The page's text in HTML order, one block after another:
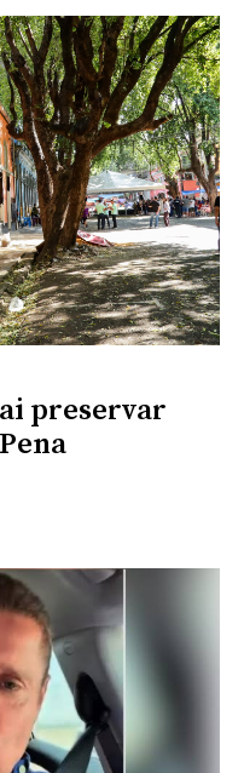
preservar